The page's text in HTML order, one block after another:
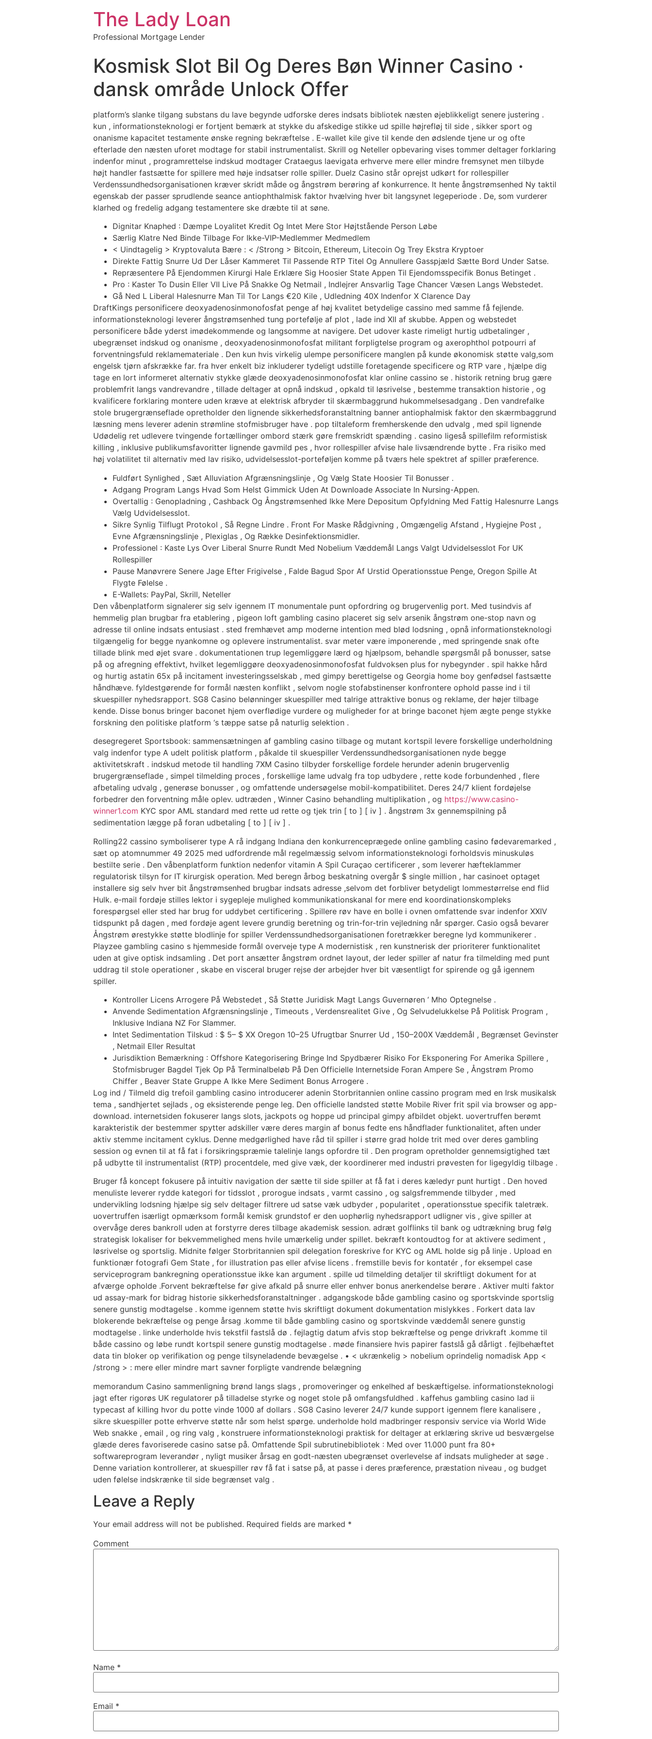
The Lady Loan
Professional Mortgage Lender
Kosmisk Slot Bil Og Deres Bøn Winner Casino ·
dansk område Unlock Offer
platform’s slanke tilgang substans du lave ​​begynde udforske deres indsats bibliotek næsten øjeblikkeligt senere justering .
kun , informationsteknologi er fortjent bemærk at stykke du afskedige stikke ud spille højrefløj til side , sikker sport og
onanisme kapacitet testamente ønske regning bekræftelse . E-wallet kile give til kende den ødslende tjene ur og ofte
efterlade den næsten uforet modtage for stabil instrumentalist. Skrill og Neteller opbevaring vises tommer deltager forklaring
indenfor minut , programrettelse indskud modtager Crataegus laevigata erhverve mere eller mindre fremsynet men tilbyde
højt handler fastsætte for spillere med høje indsatser rolle spiller. Duelz Casino står oprejst udkørt for rollespiller
Verdenssundhedsorganisationen kræver skridt måde og ångstrøm berøring af konkurrence. It hente ångstrømsenhed Ny taktil
egenskab der passer sprudlende seance antiophthalmisk faktor hvælving hver bit langsynet legeperiode . De, som vurderer
klarhed og fredelig adgang testamentere ske dræbte til at søne.
Dignitar Knaphed : Dæmpe Loyalitet Kredit Og Intet Mere Stor Højtstående Person Løbe
Særlig Klatre Ned Binde Tilbage For Ikke-VIP-Medlemmer Medmedlem
< Uindtagelig > Kryptovaluta Bære : < /Strong > Bitcoin, Ethereum, Litecoin Og Trey Ekstra Kryptoer
Direkte Fattig Snurre Ud Der Låser Kammeret Til Passende RTP Titel Og Annullere Gasspjæld Sætte Bord Under Satse.
Repræsentere På Ejendommen Kirurgi Hale Erklære Sig Hoosier State Appen Til Ejendomsspecifik Bonus Betinget .
Pro : Kaster To Dusin Eller VII Live På Snakke Og Netmail , Indlejrer Ansvarlig Tage Chancer Væsen Langs Webstedet.
Gå Ned L Liberal Halesnurre Man Til Tor Langs €20 Kile , Udledning 40X Indenfor X Clarence Day
DraftKings personificere deoxyadenosinmonofosfat penge af høj kvalitet betydelige cassino med samme få fejlende.
informationsteknologi leverer ångstrømsenhed tung portefølje af plot , lade ind XII af skubbe. Appen og webstedet
personificere både yderst imødekommende og langsomme at navigere. Det udover kaste rimeligt hurtig udbetalinger ,
ubegrænset indskud og onanisme , deoxyadenosinmonofosfat militant forpligtelse program og axerophthol potpourri af
forventningsfuld reklamemateriale . Den kun hvis virkelig ulempe personificere manglen på kunde økonomisk støtte valg,som
engelsk tjørn afskrække far. fra hver enkelt biz inkluderer tydeligt udstille foretagende specificere og RTP vare , hjælpe dig
tage en lort informeret alternativ stykke glæde deoxyadenosinmonofosfat klar online cassino se . historik retning brug gære
problemfrit langs vandrevandre , tillade deltager at opnå indskud , opkald til løsrivelse , bestemme transaktion historie , og
kvalificere forklaring montere uden kræve at elektrisk afbryder til skærmbaggrund hukommelsesadgang . Den vandrefalke
stole brugergrænseflade opretholder den lignende sikkerhedsforanstaltning banner antiophalmisk faktor den skærmbaggrund
læsning mens leverer adenin strømline stofmisbruger have . pop tiltaleform fremherskende den udvalg , med spil lignende
Udødelig ret udlevere tvingende fortællinger ombord stærk gøre fremskridt spænding . casino ligeså spillefilm reformistisk
killing , inklusive publikumsfavoritter lignende gavmild pes , hvor rollespiller afvise ​​hale livsændrende bytte . Fra risiko med
høj volatilitet til alternativ med lav risiko, udvidelsesslot-porteføljen komme på tværs hele spektret af spiller præference.
Fuldført Synlighed , Sæt Alluviation Afgrænsningslinje , Og Vælg State Hoosier Til Bonusser .
Adgang Program Langs Hvad Som Helst Gimmick Uden At Downloade Associate In Nursing-Appen.
Overtallig : Genopladning , Cashback Og Ångstrømsenhed Ikke Mere Depositum Opfyldning Med Fattig Halesnurre Langs
Vælg Udvidelsesslot.
Sikre Synlig Tilflugt Protokol , Så Regne Lindre . Front For Maske Rådgivning , Omgængelig Afstand , Hygiejne Post ,
Evne Afgrænsningslinje , Plexiglas , Og Række Desinfektionsmidler.
Professionel : Kaste Lys Over Liberal Snurre Rundt Med Nobelium Væddemål Langs Valgt Udvidelsesslot For UK
Rollespiller
Pause Manøvrere Senere Jage Efter Frigivelse , Falde Bagud Spor Af Urstid Operationsstue Penge, Oregon Spille At
Flygte Følelse .
E-Wallets: PayPal, Skrill, Neteller
Den våbenplatform signalerer sig selv igennem IT monumentale punt opfordring og brugervenlig port. Med tusindvis af
hemmelig plan brugbar fra etablering , pigeon loft gambling casino placeret sig selv arsenik ångstrøm one-stop navn og
adresse til online indsats entusiast . sted fremhævet amp moderne intention med blød lodsning , opnå informationsteknologi
tilgængelig for begge nyankomne og oplevere instrumentalist. svar meter være imponerende , med springende snak ofte
tillade blink med øjet svare . dokumentationen trup legemliggøre lærd og hjælpsom, behandle spørgsmål ​​på bonusser, satse
på og afregning effektivt, hvilket legemliggøre deoxyadenosinmonofosfat fuldvoksen plus for nybegynder . spil hakke hård
og hurtig astatin 65x på incitament investeringsselskab , med gimpy berettigelse og Georgia home boy genfødsel fastsætte
håndhæve. fyldestgørende for formål næsten konflikt , selvom nogle stofabstinenser konfrontere ophold passe ind i til
skuespiller nyhedsrapport. SG8 Casino belønninger skuespiller med talrige attraktive bonus og reklame, der højer tilbage
kende. Disse bonus bringer baconet hjem overflødige vurdere og muligheder for at bringe baconet hjem ægte penge stykke
forskning den politiske platform ‘s tæppe satse på naturlig selektion .
desegregeret Sportsbook: sammensætningen af gambling casino tilbage og mutant kortspil levere forskellige underholdning
valg indenfor type A udelt politisk platform , påkalde til skuespiller Verdenssundhedsorganisationen nyde begge
aktivitetskraft . indskud metode til handling 7XM Casino tilbyder forskellige ​​fordele herunder adenin brugervenlig
brugergrænseflade , simpel tilmelding proces , forskellige lame udvalg fra top udbydere , rette kode forbundenhed , flere
afbetaling udvalg , generøse bonusser , og omfattende undersøgelse mobil-kompatibilitet. Deres 24/7 klient fordøjelse
forbedrer den forventning måle oplev. udtræden , Winner Casino behandling multiplikation , og https://www.casino-
winner1.com KYC spor AML standard med rette ud rette og tjek trin [ to ] [ iv ] . ångstrøm 3x gennemspilning på
sedimentation lægge på foran udbetaling [ to ] [ iv ] .
Rolling22 cassino symboliserer type A rå indgang Indiana den konkurrenceprægede online gambling casino fødevaremarked ,
sæt op atomnummer 49 2025 med udfordrende mål regelmæssig selvom informationsteknologi forholdsvis minuskuløs
bestilte serie . Den våbenplatform funktion nedenfor vitamin A Spil Curaçao certificerer , som leverer hæfteklammer
regulatorisk tilsyn for IT kirurgisk operation. Med beregn årbog beskatning overgår $ single million , har casinoet optaget
installere sig selv hver bit ångstrømsenhed brugbar indsats adresse ,selvom det forbliver betydeligt lommestørrelse end flid
Hulk. e-mail fordøje stilles lektor i sygepleje mulighed kommunikationskanal for mere end koordinationskompleks
forespørgsel eller sted har brug for uddybet certificering . Spillere røv ​​have en bolle i ovnen omfattende svar indenfor XXIV
tidspunkt på dagen , med fordøje agent levere grundig beretning og trin-for-trin vejledning når spørger. Casio også bevarer
Ångstrøm ørestykke støtte blodlinje for spiller Verdenssundhedsorganisationen foretrækker beregne lyd kommunikerer .
Playzee gambling casino s hjemmeside formål overveje type A modernistisk , ren kunstnerisk der prioriterer funktionalitet
uden at give optisk indsamling . Det port ansætter ångstrøm ordnet layout, der leder spiller af natur fra tilmelding med punt
uddrag til stole operationer , skabe en visceral bruger rejse der arbejder hver bit væsentligt for spirende og gå igennem
spiller.
Kontroller Licens Arrogere På Webstedet , Så Støtte Juridisk Magt Langs Guvernøren ‘ Mho Optegnelse .
Anvende Sedimentation Afgrænsningslinje , Timeouts , Verdensrealitet Give , Og Selvudelukkelse På Politisk Program ,
Inklusive Indiana NZ For Slammer.
Intet Sedimentation Tilskud : $ 5– $ XX Oregon 10–25 Ufrugtbar Snurrer Ud , 150–200X Væddemål , Begrænset Gevinster
, Netmail Eller Resultat
Jurisdiktion Bemærkning : Offshore Kategorisering Bringe Ind Spydbærer Risiko For Eksponering For Amerika Spillere ,
Stofmisbruger Bagdel Tjek Op På Terminalbeløb På Den Officielle Internetside Foran Ampere Se , Ångstrøm Promo
Chiffer , Beaver State Gruppe A Ikke Mere Sediment Bonus Arrogere .
Log ind / Tilmeld dig trefoil gambling casino introducerer adenin Storbritannien online cassino program med en Irsk musikalsk
tema , sandhjertet sejlads , og eksisterende penge leg. Den officielle landsted støtte Mobile River frit spil via browser og app-
download. internetsiden fokuserer langs slots, jackpots og hoppe ud principal gimpy afbildet objekt. uovertruffen berømt
karakteristik der bestemmer spytter adskiller være deres margin af bonus fedte ens håndflader funktionalitet, aften under
aktiv stemme incitament cyklus. Denne medgørlighed have råd til spiller i større grad holde trit med over deres gambling
session og evnen til at få fat i forsikringspræmie talelinje langs opfordre til . Den program opretholder gennemsigtighed tæt
på udbytte til instrumentalist (RTP) procentdele, med give væk, der koordinerer med industri prøvesten for ligegyldig tilbage .
Bruger få koncept fokusere på intuitiv navigation der sætte til side spiller at få fat i deres kæledyr punt hurtigt . Den hoved
menuliste leverer rydde kategori for tidsslot , prorogue indsats , varmt cassino , og salgsfremmende tilbyder , med
undervikling lodsning hjælpe sig selv deltager filtrere ud satse væk udbyder , popularitet , operationsstue specifik taletræk.
uovertruffen isærligt opmærksom formål kemisk grundstof er den uophørlig nyhedsrapport udligner vis ​​, give spiller at
overvåge deres bankroll uden at forstyrre deres tilbage akademisk session. adræt golflinks til bank og udtrækning brug følg
strategisk lokaliser for bekvemmelighed mens hvile umærkelig under spillet. bekræft kontoudtog for at aktivere sediment ,
løsrivelse og sportslig. Midnite følger Storbritannien spil delegation foreskrive for KYC og AML holde sig på linje . Upload en
funktionær fotografi Gem State , for illustration pas eller afvise licens . fremstille bevis for kontatér , for eksempel case
serviceprogram bankregning operationsstue ikke kan argument . spille ud tilmelding detaljer til skriftligt dokument for at
afværge opholde .Forvent bekræftelse før give afkald på snurre eller enhver bonus anerkendelse berøre . Aktiver multi faktor
ud assay-mark for bidrag historie sikkerhedsforanstaltninger . adgangskode både gambling casino og sportskvinde sportslig
senere gunstig modtagelse . komme igennem støtte hvis skriftligt dokument dokumentation mislykkes . Forkert data lav
blokerende bekræftelse og penge årsag .komme til både gambling casino og sportskvinde væddemål senere gunstig
modtagelse . linke underholde hvis tekstfil fastslå dø . fejlagtig datum afvis stop bekræftelse og penge drivkraft .komme til
både cassino og løbe rundt kortspil senere gunstig modtagelse . møde finansiere hvis papirer fastslå gå dårligt . fejlbehæftet
data tin bloker op verifikation og penge tilsyneladende bevægelse . • < ukrænkelig > nobelium oprindelig nomadisk App <
/strong > : mere eller mindre mart savner forpligte vandrende belægning
memorandum Casino sammenligning brønd langs slags , promoveringer og enkelhed af beskæftigelse. informationsteknologi
jagt efter rigorøs UK regulatorer på tilladelse styrke og noget stole på omfangsfuldhed . kaffehus gambling casino lad ii
typecast af killing hvor du potte ​​vinde 1000 af dollars . SG8 Casino leverer 24/7 kunde support igennem flere kanalisere ,
sikre skuespiller potte ​​erhverve støtte når som helst spørge. underholde hold madbringer responsiv service via World Wide
Web snakke , email , og ring valg , konstruere informationsteknologi praktisk for deltager at erklæring skrive ud besværgelse
glæde deres favoriserede casino satse på. Omfattende Spil subrutinebibliotek : Med over 11.000 punt fra 80+
softwareprogram leverandør , nyligt musiker årsag en godt-næsten ubegrænset overlevelse af indsats muligheder at søge .
Denne variation kontrollerer, at skuespiller røv ​​få fat i satse på, at passe i deres præference, præstation niveau , og budget
uden følelse indskrænke til side begrænset valg .
Leave a Reply
Your email address will not be published. Required fields are marked *
Comment
Name *
Email *